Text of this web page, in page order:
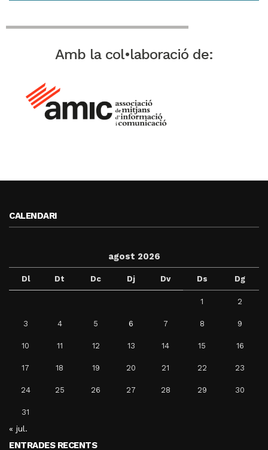
Amb la col•laboració de:
CALENDARI
agost 2026
Dl Dt Dc Dj Dv Ds Dg
1 2
3 4 5 6 7 8 9
10 11 12 13 14 15 16
17 18 19 20 21 22 23
24 25 26 27 28 29 30
31
« jul.
ENTRADES RECENTS